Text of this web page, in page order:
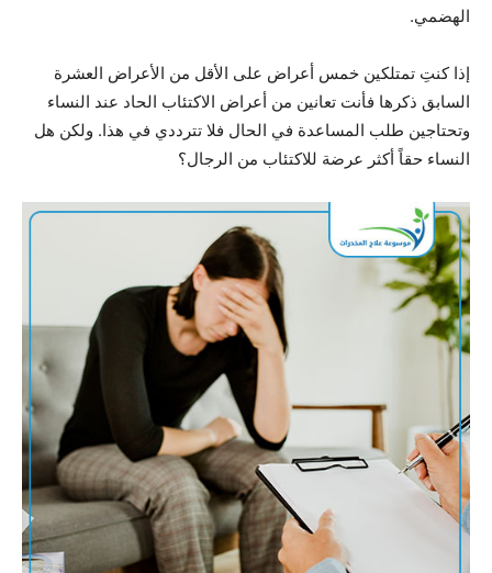
الهضمي.
إذا كنتِ تمتلكين خمس أعراض على الأقل من الأعراض العشرة
السابق ذكرها فأنت تعانين من أعراض الاكتئاب الحاد عند النساء
وتحتاجين طلب المساعدة في الحال فلا تترددي في هذا. ولكن هل
النساء حقاً أكثر عرضة للاكتئاب من الرجال؟